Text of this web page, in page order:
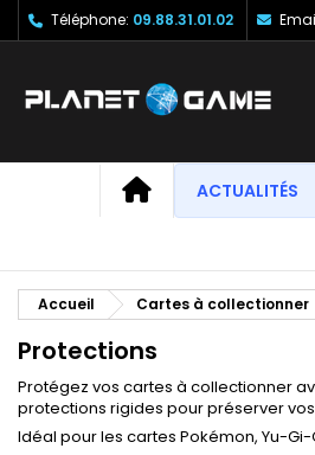
Téléphone: 09.88.31.01.02
ACCUEILACTUALITÉS
Accueil Cartes à collectionner
Protections
Protégez vos cartes à collectionner
protections rigides pour préserver
Idéal pour les cartes Pokémon, Yu-